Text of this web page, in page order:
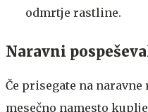
odmrtje rastline.
Naravni
Če prisegate na
mesečno namesto